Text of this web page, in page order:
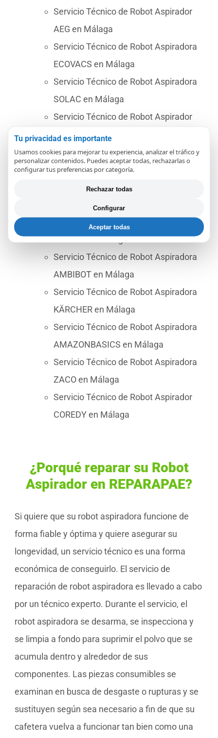
Servicio Técnico de Robot Aspirador
AEG en Málaga
Servicio Técnico de Robot Aspiradora
ECOVACS en Málaga
Servicio Técnico de Robot Aspiradora
SOLAC en Málaga
Servicio Técnico de Robot Aspirador
SAMBA en Málaga
Servicio Técnico de Robot Aspiradora
NEATO en Málaga
Servicio Técnico de Robot Aspiradora
LIDL en Málaga
LEFANT en Málaga
Servicio Técnico de Robot Aspiradora
AMBIBOT en Málaga
Servicio Técnico de Robot Aspiradora
KÄRCHER en Málaga
Servicio Técnico de Robot Aspiradora
AMAZONBASICS en Málaga
Servicio Técnico de Robot Aspiradora
ZACO en Málaga
Servicio Técnico de Robot Aspirador
COREDY en Málaga
¿Porqué reparar su Robot
Aspirador en REPARAPAE?
Si quiere que su robot aspiradora funcione de
forma fiable y óptima y quiere asegurar su
longevidad, un servicio técnico es una forma
económica de conseguirlo. El servicio de
reparación de robot aspiradora es llevado a cabo
por un técnico experto. Durante el servicio, el
robot aspiradora se desarma, se inspecciona y
se limpia a fondo para suprimir el polvo que se
acumula dentro y alrededor de sus
componentes. Las piezas consumibles se
examinan en busca de desgaste o rupturas y se
sustituyen según sea necesario a fin de que su
cafetera vuelva a funcionar tan bien como una
Tu privacidad es importante
Usamos cookies para mejorar tu experiencia, analizar el tráfico y
personalizar contenidos. Puedes aceptar todas, rechazarlas o
configurar tus preferencias por categoría.
Rechazar todas
Configurar
Aceptar todas